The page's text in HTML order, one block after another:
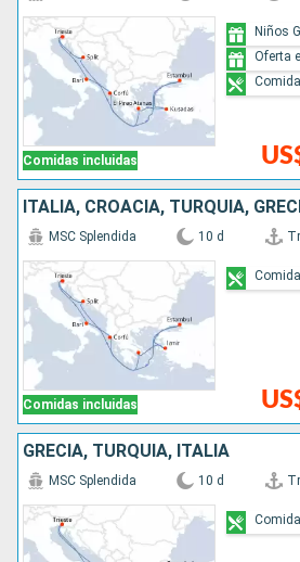
Comidas incluidas
Niños
Oferta
ITALIA, CROACIA, TURQUÍA,
Comidas incluidas
MSC Splendida 10 d
GRECIA, TURQUÍA, ITALIA
MSC Splendida 10 d